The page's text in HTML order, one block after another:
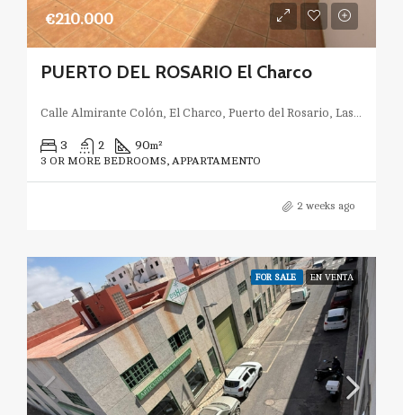
€210.000
PUERTO DEL ROSARIO El Charco
Calle Almirante Colón, El Charco, Puerto del Rosario, Las Palmas, Canarias, España
3 2 90m²
3 OR MORE BEDROOMS, APPARTAMENTO
2 weeks ago
FOR SALE EN VENTA